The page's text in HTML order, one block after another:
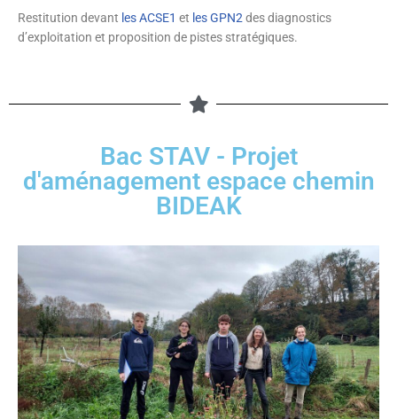
Restitution devant les ACSE1 et les GPN2 des diagnostics
d’exploitation et proposition de pistes stratégiques.
Bac STAV - Projet
d'aménagement espace chemin
BIDEAK